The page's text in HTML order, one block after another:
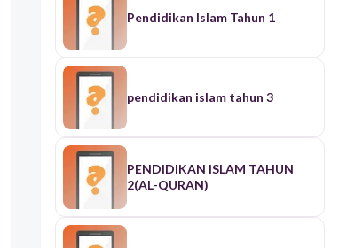
Pendidikan Islam Tahun 1
pendidikan islam tahun 3
PENDIDIKAN ISLAM TAHUN
2(AL-QURAN)